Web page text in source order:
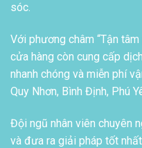
sóc.
Với phương châm “Tận
cửa hàng còn cung cấp
nhanh chóng và miễn phí
Quy Nhơn, Bình Định, Phú
Đội ngũ nhân viên chuyên
và đưa ra giải pháp tốt